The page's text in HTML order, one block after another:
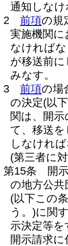
通知しな
2
前項の規
実施機関
なければ
が移送前
みなす。
3
前項の場
の決定(以
関は、開
て、移送
しなけれ
(第三者に
第15条
開
の地方公共
(以下この
う。)に関
示決定等
開示請求